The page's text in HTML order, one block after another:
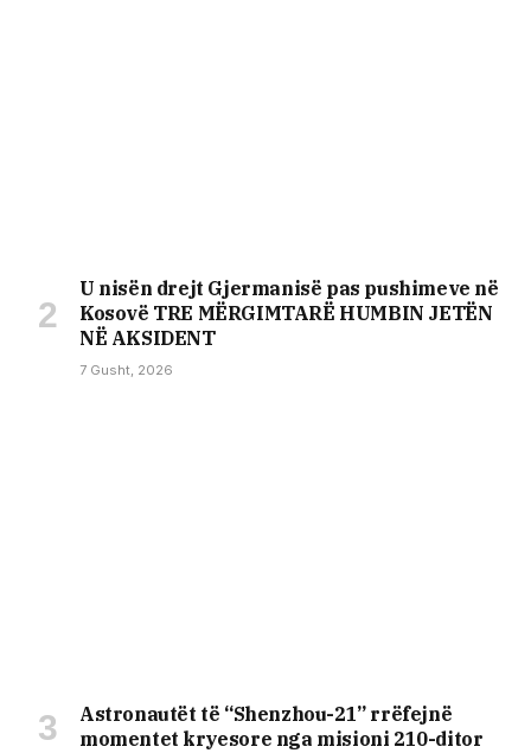
U nisën drejt Gjermanisë pas pushimeve në
Kosovë TRE MËRGIMTARË HUMBIN JETËN
NË AKSIDENT
7 Gusht, 2026
Astronautët të “Shenzhou-21” rrëfejnë
momentet kryesore nga misioni 210-ditor